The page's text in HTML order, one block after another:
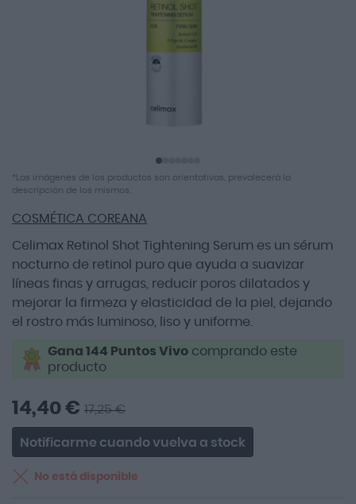
al
de
galería
de
imágenes
*Las imágenes de los productos son orientativas, prevalecerá la
descripción de los mismos.
COSMÉTICA COREANA
Celimax Retinol Shot Tightening Serum es un sérum
nocturno de retinol puro que ayuda a suavizar
líneas finas y arrugas, reducir poros dilatados y
mejorar la firmeza y elasticidad de la piel, dejando
el rostro más luminoso, liso y uniforme.
Gana 144 Puntos Vivo comprando este
producto
14,40 € 17,25 €
Notificarme cuando vuelva a stock
No está disponible